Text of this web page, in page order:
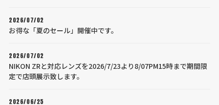
2026/07/02
お得な「夏のセール」開催中です。
2026/07/02
NIKON ZRと対応レンズを2026/7/23より8/07PM15時まで期間限
定で店頭展示致します。
2026/06/25